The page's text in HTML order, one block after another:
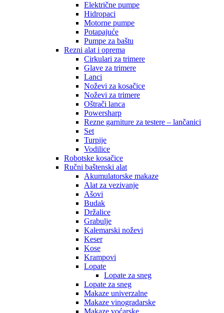
Električne pumpe
Hidropaci
Motorne pumpe
Potapajuće
Pumpe za baštu
Rezni alat i oprema
Cirkulari za trimere
Glave za trimere
Lanci
Noževi za kosačice
Noževi za trimere
Oštrači lanca
Powersharp
Rezne garniture za testere – lančanici
Set
Turpije
Vodilice
Robotske kosačice
Ručni baštenski alat
Akumulatorske makaze
Alat za vezivanje
Ašovi
Budak
Držalice
Grabulje
Kalemarski noževi
Keser
Kose
Krampovi
Lopate
Lopate za sneg
Lopate za sneg
Makaze univerzalne
Makaze vinogradarske
Makaze voćarske